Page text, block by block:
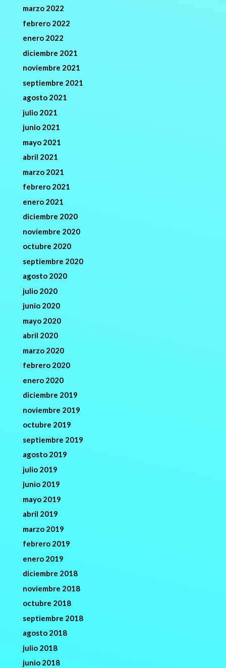
marzo 2022
febrero 2022
enero 2022
diciembre 2021
noviembre 2021
septiembre 2021
agosto 2021
julio 2021
junio 2021
mayo 2021
abril 2021
marzo 2021
febrero 2021
enero 2021
diciembre 2020
noviembre 2020
octubre 2020
septiembre 2020
agosto 2020
julio 2020
junio 2020
mayo 2020
abril 2020
marzo 2020
febrero 2020
enero 2020
diciembre 2019
noviembre 2019
octubre 2019
septiembre 2019
agosto 2019
julio 2019
junio 2019
mayo 2019
abril 2019
marzo 2019
febrero 2019
enero 2019
diciembre 2018
noviembre 2018
octubre 2018
septiembre 2018
agosto 2018
julio 2018
junio 2018